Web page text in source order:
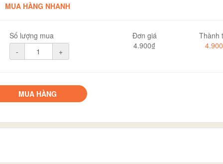
MUA HÀNG NHANH
Số lượng mua
-
+
Đơn giá
4.900₫
Thành
MUA HÀNG